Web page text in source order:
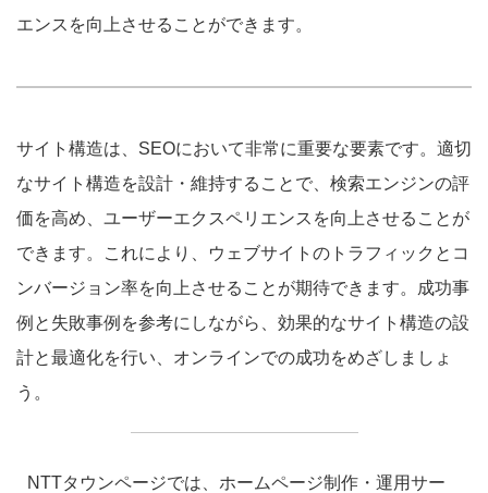
エンスを向上させることができます。
サイト構造は、SEOにおいて非常に重要な要素です。適切
なサイト構造を設計・維持することで、検索エンジンの評
価を高め、ユーザーエクスペリエンスを向上させることが
できます。これにより、ウェブサイトのトラフィックとコ
ンバージョン率を向上させることが期待できます。成功事
例と失敗事例を参考にしながら、効果的なサイト構造の設
計と最適化を行い、オンラインでの成功をめざしましょ
う。
NTTタウンページでは、ホームページ制作・運用サー